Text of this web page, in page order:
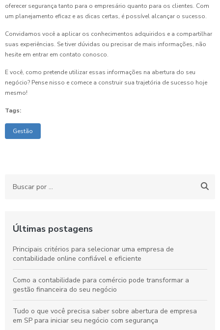
oferecer segurança tanto para o empresário quanto para os clientes. Com
um planejamento eficaz e as dicas certas, é possível alcançar o sucesso.
Convidamos você a aplicar os conhecimentos adquiridos e a compartilhar
suas experiências. Se tiver dúvidas ou precisar de mais informações, não
hesite em entrar em contato conosco.
E você, como pretende utilizar essas informações na abertura do seu
negócio? Pense nisso e comece a construir sua trajetória de sucesso hoje
mesmo!
Tags:
Gestão
Últimas postagens
Principais critérios para selecionar uma empresa de
contabilidade online confiável e eficiente
Como a contabilidade para comércio pode transformar a
gestão financeira do seu negócio
Tudo o que você precisa saber sobre abertura de empresa
em SP para iniciar seu negócio com segurança